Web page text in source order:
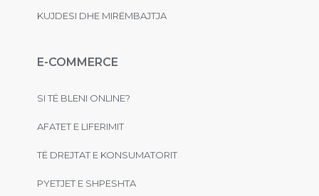
KUJDESI DHE MIRËMBAJTJA
E-COMMERCE
SI TË BLENI ONLINE?
AFATET E LIFERIMIT
TË DREJTAT E KONSUMATORIT
PYETJET E SHPESHTA